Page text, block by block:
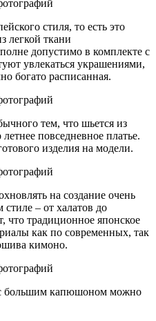
стиля, то есть это
легкой ткани
допустимо в комплекте с
увлекаться украшениями,
богато расписанная.
тем, что шьется из
повседневное платье.
изделия на модели.
на создание очень
– от халатов до
что традиционное японское
как по современных, так
кимоно.
большим капюшоном можно